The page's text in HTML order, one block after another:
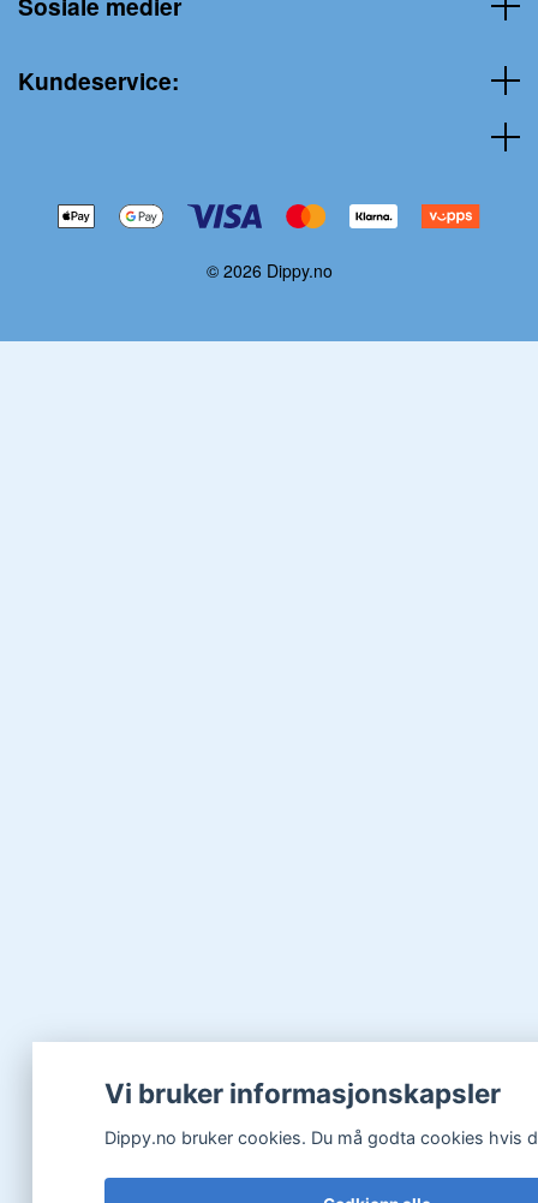
Kundeservice:
© 2026 Dippy.no
Vi bruker informasjonskapsler
Dippy.no bruker cookies. Du må godta cookies hvis